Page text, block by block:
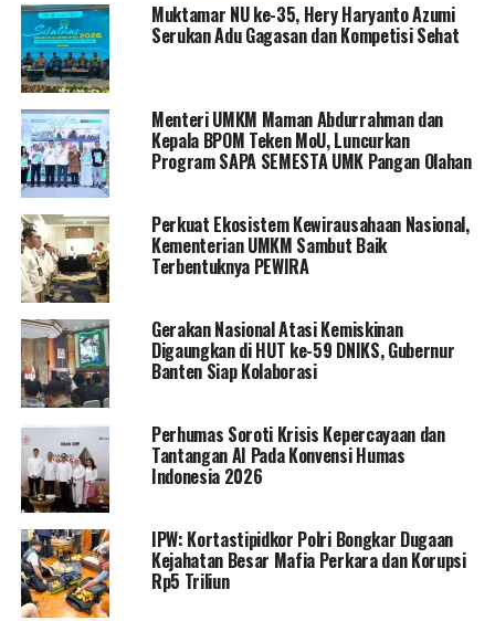
Muktamar NU ke-35, Hery Haryanto Azumi
Serukan Adu Gagasan dan Kompetisi Sehat
Menteri UMKM Maman Abdurrahman dan
Kepala BPOM Teken MoU, Luncurkan
Program SAPA SEMESTA UMK Pangan Olahan
Perkuat Ekosistem Kewirausahaan Nasional,
Kementerian UMKM Sambut Baik
Terbentuknya PEWIRA
Gerakan Nasional Atasi Kemiskinan
Digaungkan di HUT ke-59 DNIKS, Gubernur
Banten Siap Kolaborasi
Perhumas Soroti Krisis Kepercayaan dan
Tantangan AI Pada Konvensi Humas
Indonesia 2026
IPW: Kortastipidkor Polri Bongkar Dugaan
Kejahatan Besar Mafia Perkara dan Korupsi
Rp5 Triliun